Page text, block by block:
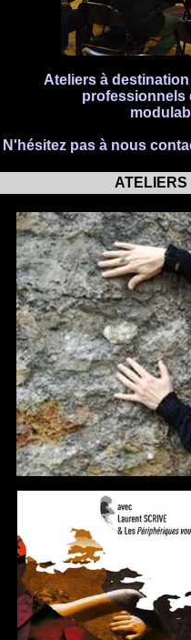
Ateliers à
professionnels
N'hésitez pas à nous